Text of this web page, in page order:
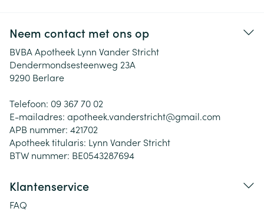
Neem contact met ons op
BVBA Apotheek Lynn Vander Stricht
Dendermondsesteenweg 23A
9290 Berlare
Telefoon: 09 367 70 02
E-mailadres: apotheek.vanderstricht@gmail.com
APB nummer: 421702
Apotheek titularis: Lynn Vander Stricht
BTW nummer: BE0543287694
Klantenservice
FAQ